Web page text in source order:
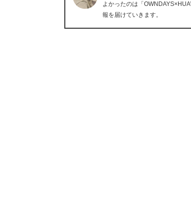
よかったのは「
報を届けていきます。